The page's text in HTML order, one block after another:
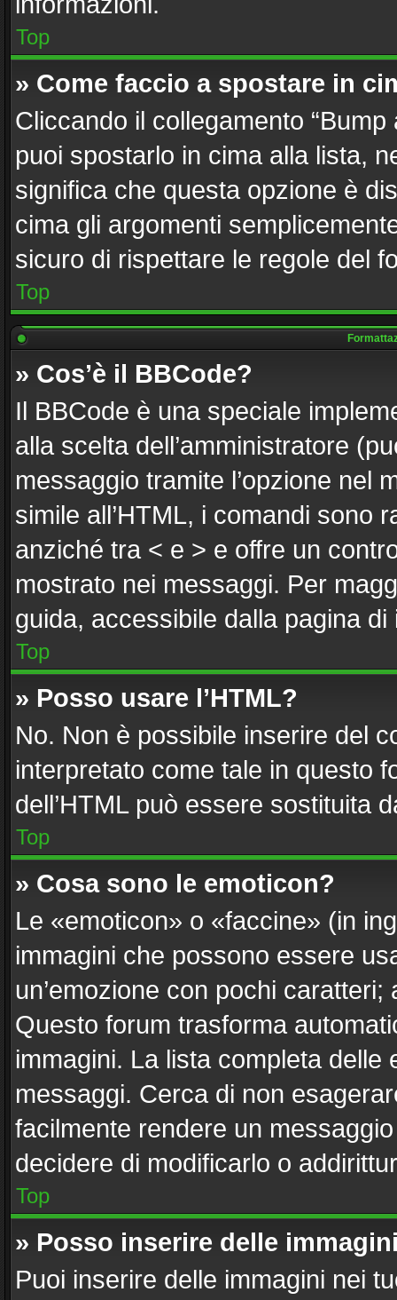
Top
» Come faccio a spostare in
Cliccando il collegamento
puoi spostarlo in cima alla lista,
significa che questa opzione è
cima gli argomenti
sicuro di rispettare le regole del
Top
» Cos’è il BBCode?
Il BBCode è una speciale
alla scelta dell’amministratore
messaggio tramite l’opzione nel
simile all’HTML, i comandi sono
anziché tra < e > e offre un
mostrato nei messaggi. Per
guida, accessibile dalla pagina
Top
» Posso usare l’HTML?
No. Non è possibile inserire del
interpretato come tale in questo
dell’HTML può essere sostituita
Top
» Cosa sono le emoticon?
Le «emoticon» o «faccine» (in
immagini che possono essere
un’emozione con pochi
Questo forum trasforma
immagini. La lista completa delle
messaggi. Cerca di non
facilmente rendere un
decidere di modificarlo o
Top
» Posso inserire delle
Puoi inserire delle immagini nei